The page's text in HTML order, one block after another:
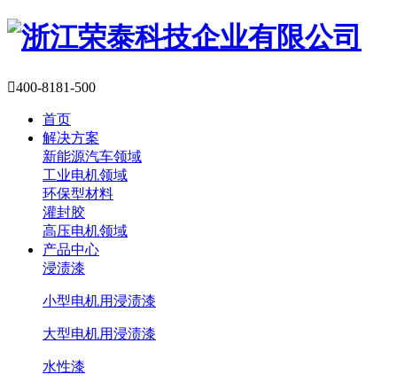
400-8181-500
首页
解决方案
新能源汽车领域
工业电机领域
环保型材料
灌封胶
高压电机领域
产品中心
浸渍漆
小型电机用浸渍漆
大型电机用浸渍漆
水性漆